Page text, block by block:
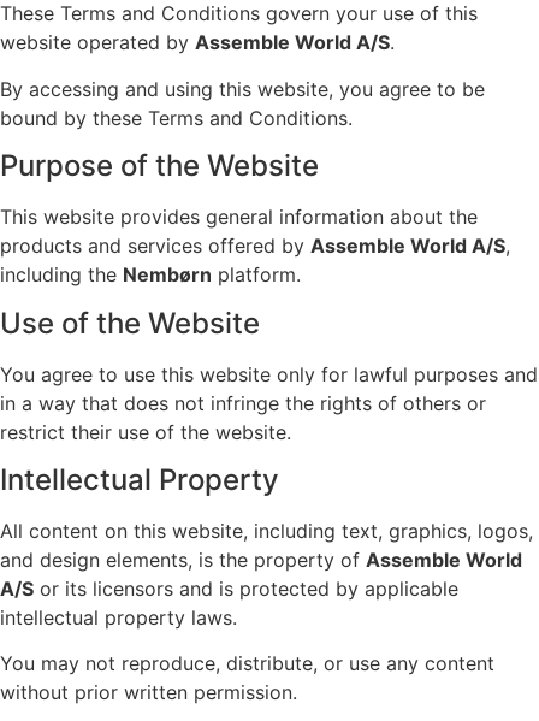
These Terms and Conditions govern your use of this
website operated by Assemble World A/S.
By accessing and using this website, you agree to be
bound by these Terms and Conditions.
Purpose of the Website
This website provides general information about the
products and services offered by Assemble World A/S,
including the Nembørn platform.
Use of the Website
You agree to use this website only for lawful purposes and
in a way that does not infringe the rights of others or
restrict their use of the website.
Intellectual Property
All content on this website, including text, graphics, logos,
and design elements, is the property of Assemble World
A/S or its licensors and is protected by applicable
intellectual property laws.
You may not reproduce, distribute, or use any content
without prior written permission.